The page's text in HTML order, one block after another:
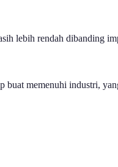
lebih rendah dibanding
memenuhi industri,